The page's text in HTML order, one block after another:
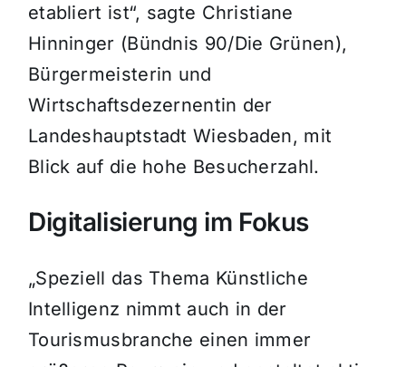
etabliert ist“, sagte Christiane
Hinninger (Bündnis 90/Die Grünen),
Bürgermeisterin und
Wirtschaftsdezernentin der
Landeshauptstadt Wiesbaden, mit
Blick auf die hohe Besucherzahl.
Digitalisierung im Fokus
„Speziell das Thema Künstliche
Intelligenz nimmt auch in der
Tourismusbranche einen immer